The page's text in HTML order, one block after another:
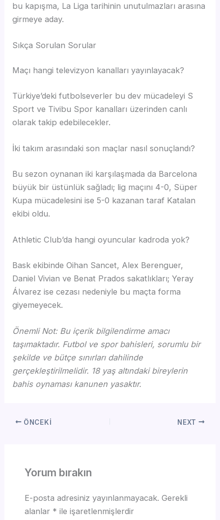
bu kapışma, La Liga tarihinin unutulmazları arasına
girmeye aday.
Sıkça Sorulan Sorular
Maçı hangi televizyon kanalları yayınlayacak?
Türkiye’deki futbolseverler bu dev mücadeleyi S
Sport ve Tivibu Spor kanalları üzerinden canlı
olarak takip edebilecekler.
İki takım arasındaki son maçlar nasıl sonuçlandı?
Bu sezon oynanan iki karşılaşmada da Barcelona
büyük bir üstünlük sağladı; lig maçını 4-0, Süper
Kupa mücadelesini ise 5-0 kazanan taraf Katalan
ekibi oldu.
Athletic Club’da hangi oyuncular kadroda yok?
Bask ekibinde Oihan Sancet, Alex Berenguer,
Daniel Vivian ve Benat Prados sakatlıkları; Yeray
Álvarez ise cezası nedeniyle bu maçta forma
giyemeyecek.
Önemli Not: Bu içerik bilgilendirme amacı
taşımaktadır. Futbol ve spor bahisleri, sorumlu bir
şekilde ve bütçe sınırları dahilinde
gerçekleştirilmelidir. 18 yaş altındaki bireylerin
bahis oynaması kanunen yasaktır.
ÖNCEKI NEXT
Yorum bırakın
E-posta adresiniz yayınlanmayacak. Gerekli
alanlar * ile işaretlenmişlerdir